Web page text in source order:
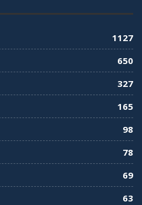
1127
650
327
165
98
78
69
63